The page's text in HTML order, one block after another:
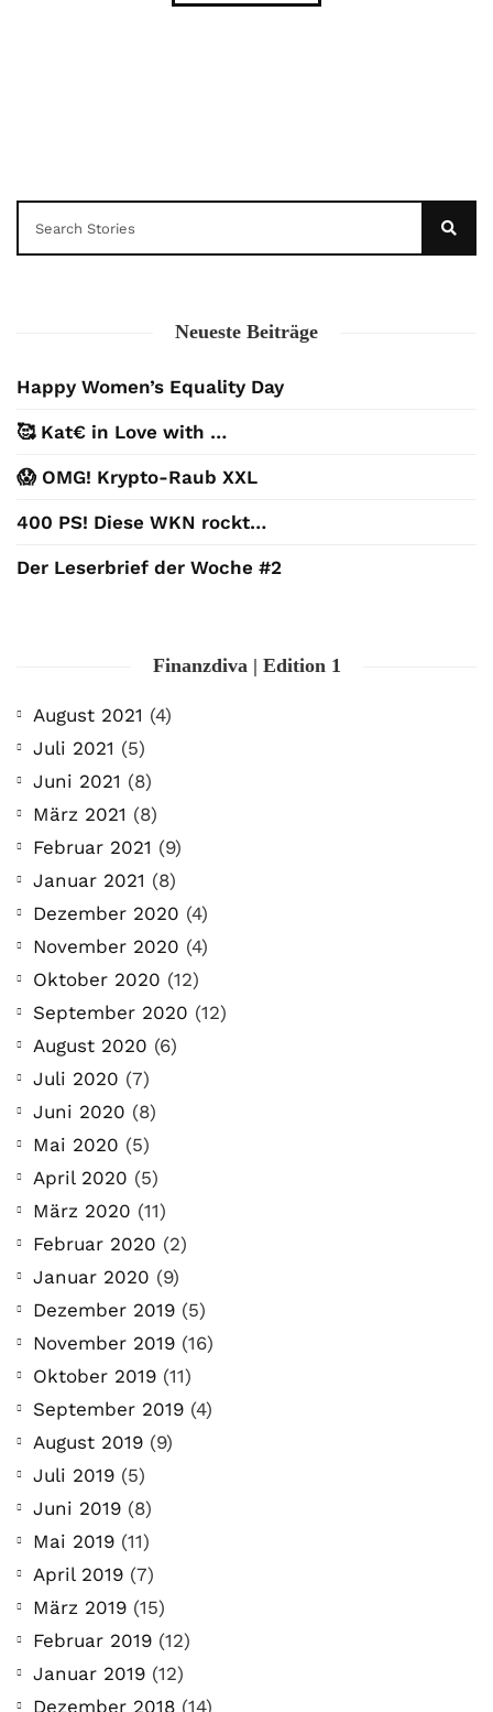
Neueste Beiträge
Happy Women’s Equality Day
🥰 Kat€ in Love with …
😱 OMG! Krypto-Raub XXL
400 PS! Diese WKN rockt…
Der Leserbrief der Woche #2
Finanzdiva | Edition 1
August 2021 (4)
Juli 2021 (5)
Juni 2021 (8)
März 2021 (8)
Februar 2021 (9)
Januar 2021 (8)
Dezember 2020 (4)
November 2020 (4)
Oktober 2020 (12)
September 2020 (12)
August 2020 (6)
Juli 2020 (7)
Juni 2020 (8)
Mai 2020 (5)
April 2020 (5)
März 2020 (11)
Februar 2020 (2)
Januar 2020 (9)
Dezember 2019 (5)
November 2019 (16)
Oktober 2019 (11)
September 2019 (4)
August 2019 (9)
Juli 2019 (5)
Juni 2019 (8)
Mai 2019 (11)
April 2019 (7)
März 2019 (15)
Februar 2019 (12)
Januar 2019 (12)
Dezember 2018 (14)